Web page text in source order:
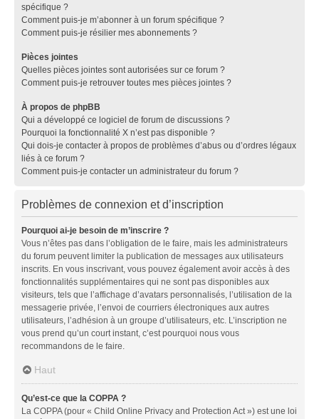
spécifique ?
Comment puis-je m’abonner à un forum spécifique ?
Comment puis-je résilier mes abonnements ?
Pièces jointes
Quelles pièces jointes sont autorisées sur ce forum ?
Comment puis-je retrouver toutes mes pièces jointes ?
À propos de phpBB
Qui a développé ce logiciel de forum de discussions ?
Pourquoi la fonctionnalité X n’est pas disponible ?
Qui dois-je contacter à propos de problèmes d’abus ou d’ordres légaux
liés à ce forum ?
Comment puis-je contacter un administrateur du forum ?
Problèmes de connexion et d’inscription
Pourquoi ai-je besoin de m’inscrire ?
Vous n’êtes pas dans l’obligation de le faire, mais les administrateurs
du forum peuvent limiter la publication de messages aux utilisateurs
inscrits. En vous inscrivant, vous pouvez également avoir accès à des
fonctionnalités supplémentaires qui ne sont pas disponibles aux
visiteurs, tels que l’affichage d’avatars personnalisés, l’utilisation de la
messagerie privée, l’envoi de courriers électroniques aux autres
utilisateurs, l’adhésion à un groupe d’utilisateurs, etc. L’inscription ne
vous prend qu’un court instant, c’est pourquoi nous vous
recommandons de le faire.
Haut
Qu’est-ce que la COPPA ?
La COPPA (pour « Child Online Privacy and Protection Act ») est une loi